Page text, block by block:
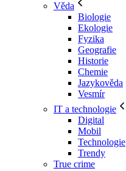
Věda
Biologie
Ekologie
Fyzika
Geografie
Historie
Chemie
Jazykověda
Vesmír
IT a technologie
Digital
Mobil
Technologie
Trendy
True crime